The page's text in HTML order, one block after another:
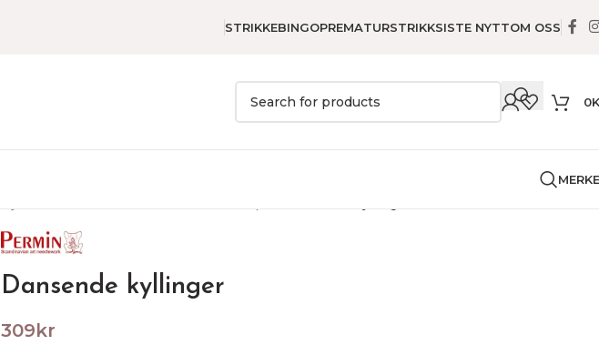
STRIKKEBINGOPREMATURSTRIKKSISTE NYTTOM OSS
0
Dansende kyllinger
309kr